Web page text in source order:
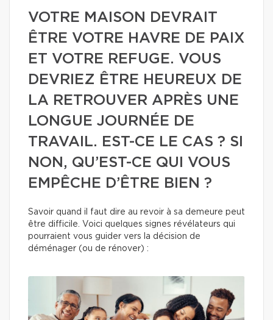
VOTRE MAISON DEVRAIT
ÊTRE VOTRE HAVRE DE PAIX
ET VOTRE REFUGE. VOUS
DEVRIEZ ÊTRE HEUREUX DE
LA RETROUVER APRÈS UNE
LONGUE JOURNÉE DE
TRAVAIL. EST-CE LE CAS ? SI
NON, QU’EST-CE QUI VOUS
EMPÊCHE D’ÊTRE BIEN ?
Savoir quand il faut dire au revoir à sa demeure peut
être difficile. Voici quelques signes révélateurs qui
pourraient vous guider vers la décision de
déménager (ou de rénover) :